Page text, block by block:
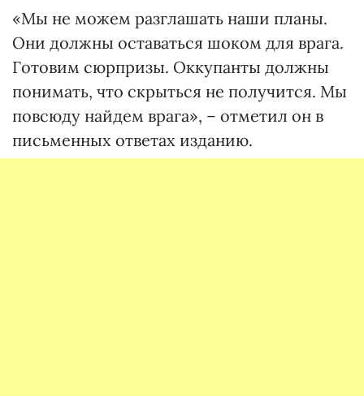
«Мы не можем разглашать наши планы.
Они должны оставаться шоком для врага.
Готовим сюрпризы. Оккупанты должны
понимать, что скрыться не получится. Мы
повсюду найдем врага», – отметил он в
письменных ответах изданию.